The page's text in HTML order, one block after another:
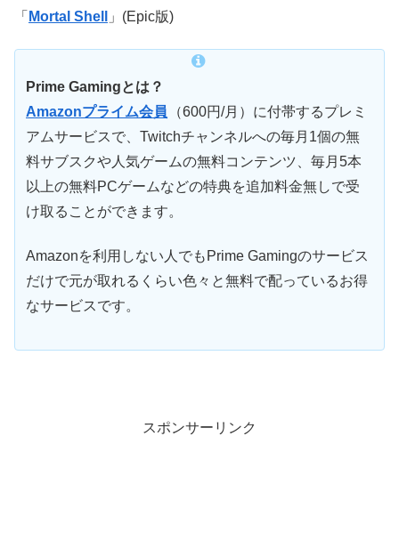
「 Mortal Shell 」(Epic版)
Prime Gamingとは？
Amazonプライム会員
（600円/月）に付帯するプレミ
アムサービスで、Twitchチャンネルへの毎月1個の無
料サブスクや人気ゲームの無料コンテンツ、毎月5本
以上の無料PCゲームなどの特典を追加料金無しで受
け取ることができます。
Amazonを利用しない人でもPrime Gamingのサービス
だけで元が取れるくらい色々と無料で配っているお得
なサービスです。
スポンサーリンク